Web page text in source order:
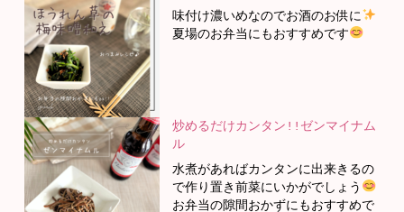
味付け濃いめなのでお酒のお供に
夏場のお弁当にもおすすめです
炒めるだけカンタン!!ゼンマイナム
ル
水煮があればカンタンに出来きるの
で作り置き前菜にいかがでしょう
お弁当の隙間おかずにもおすすめで